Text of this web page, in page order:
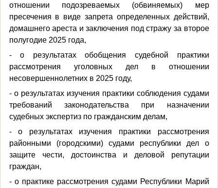
отношении подозреваемых (обвиняемых) мер
пресечения в виде запрета определенных действий,
домашнего ареста и заключения под стражу за второе
полугодие 2025 года,
- о результатах обобщения судебной практики
рассмотрения уголовных дел в отношении
несовершеннолетних в 2025 году,
- о результатах изучения практики соблюдения судами
требований законодательства при назначении
судебных экспертиз по гражданским делам,
- о результатах изучения практики рассмотрения
районными (городскими) судами республики дел о
защите чести, достоинства и деловой репутации
граждан,
- о практике рассмотрения судами Республики Марий